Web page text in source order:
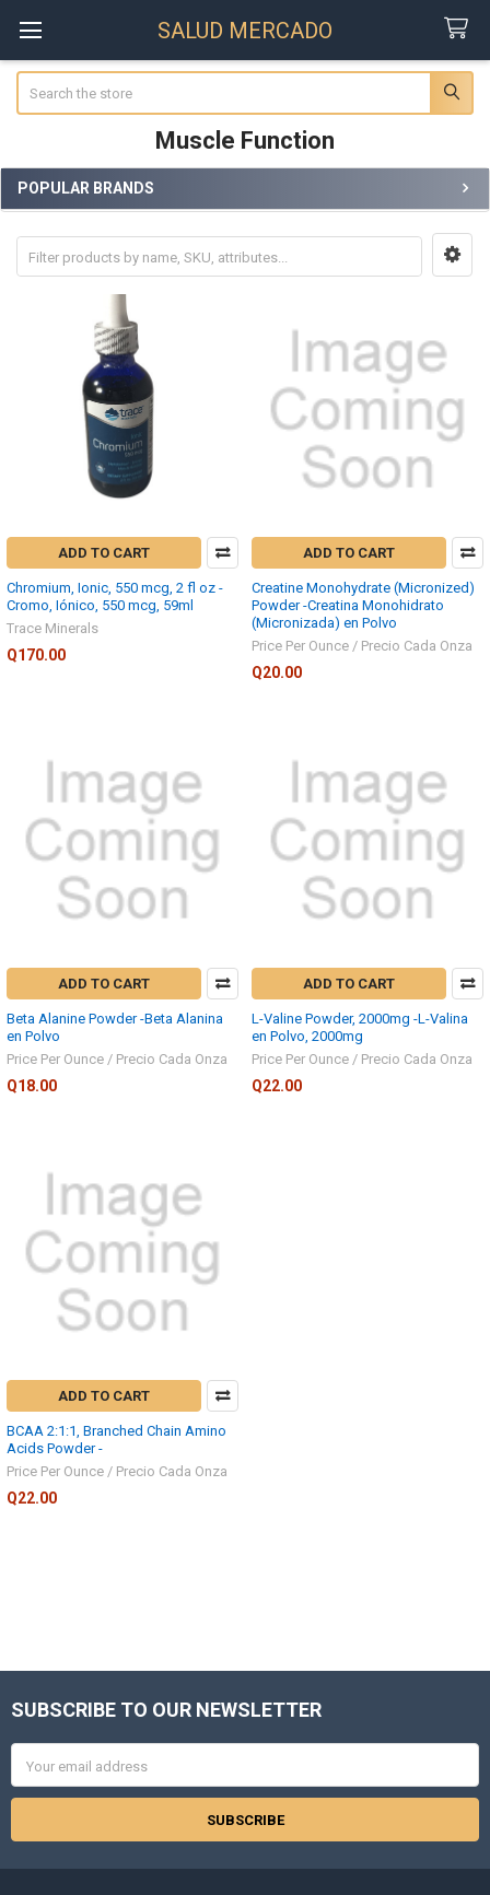
SALUD MERCADO
Muscle Function
Sidebar
POPULAR BRANDS
ADD TO CART
Chromium, Ionic, 550 mcg, 2 fl oz -
Cromo, Iónico, 550 mcg, 59ml
Trace Minerals
Q170.00
ADD TO CART
Creatine Monohydrate (Micronized)
Powder -Creatina Monohidrato
(Micronizada) en Polvo
Price Per Ounce / Precio Cada Onza
Q20.00
ADD TO CART
Beta Alanine Powder -Beta Alanina
en Polvo
Price Per Ounce / Precio Cada Onza
Q18.00
ADD TO CART
L-Valine Powder, 2000mg -L-Valina
en Polvo, 2000mg
Price Per Ounce / Precio Cada Onza
Q22.00
ADD TO CART
BCAA 2:1:1, Branched Chain Amino
Acids Powder -
Price Per Ounce / Precio Cada Onza
Q22.00
Footer
SUBSCRIBE TO OUR NEWSLETTER
Address